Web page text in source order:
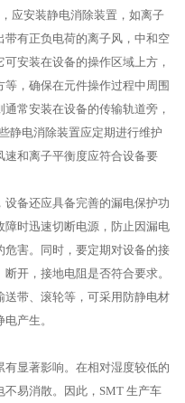
应安装静电消除装置，如离子
有正负电荷的离子风，中和空
安装在设备的操作区域上方，
，确保在元件操作过程中周围
常安装在设备的传输轨道旁，
静电消除装置应定期进行维护
和离子平衡度应符合设备要
备还应具备完善的漏电保护功
时迅速切断电源，防止因漏电
害。同时，要定期对设备的接
开，接地电阻是否符合要求。
带、滚轮等，可采用防静电材
产生。
显著影响。在相对湿度较低的
易消散。因此，SMT 生产车